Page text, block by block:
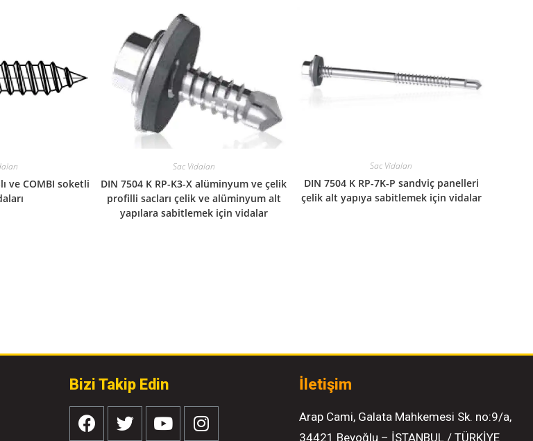
ve COMBI soketli
Sac Vidaları
DIN 7504 K RP-K3-X alüminyum ve çelik
profilli sacları çelik ve alüminyum alt
yapılara sabitlemek için vidalar
Sac Vidaları
DIN 7504 K RP-7K-P sandviç panelleri
çelik alt yapıya sabitlemek için vidalar
Bizi Takip Edin İletişim
Arap Cami, Galata Mahkemesi Sk. no:9/a,
34421 Beyoğlu – İSTANBUL / TÜRKİYE